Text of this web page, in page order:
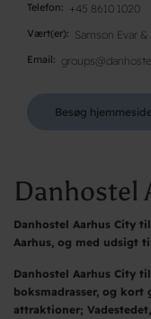
Telefon +45 8610 1020
Vært(er) Samson Evar
Email
Besøg
Danhostel
Danhostel Aarhus City
Aarhus, og med udsigt
Danhostel Aarhus City
boksmadrasser, og kort
attraktioner;